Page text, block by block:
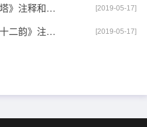
杜甫《同诸公登慈恩寺塔》注释和评析 [2019-05-17]
杜甫《奉赠韦左丞丈二十二韵》注释和评析 [2019-05-17]